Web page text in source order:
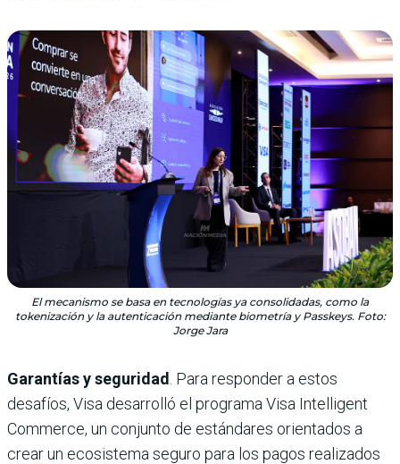
El mecanismo se basa en tecnologías ya consolidadas, como la
tokenización y la autenticación mediante biometría y Passkeys. Foto:
Jorge Jara
Garantías y seguridad . Para responder a estos
desafíos, Visa desarrolló el programa Visa Intelligent
Commerce, un conjunto de estándares orientados a
crear un ecosistema seguro para los pagos realizados